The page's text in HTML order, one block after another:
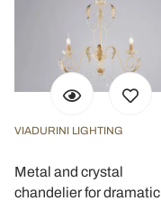
VIADURINI LIGHTING
Metal and crystal
chandelier for dramatic